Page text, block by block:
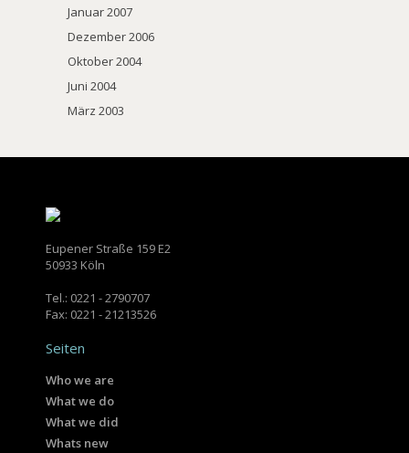
Januar 2007
Dezember 2006
Oktober 2004
Juni 2004
März 2003
Eupener Straße 159 E2
50933 Köln
Tel.: 0221 - 2790707
Fax: 0221 - 21213526
Seiten
Who we are
What we do
What we did
Whats new